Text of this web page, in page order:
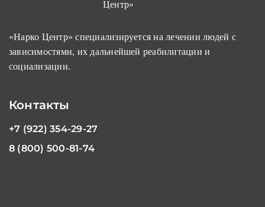
«Нарко Центр» специализируется на лечении людей с
зависимостями, их дальнейшей реабилитации и
социализации.
Контакты
+7 (922) 354-29-27
8 (800) 500-81-74